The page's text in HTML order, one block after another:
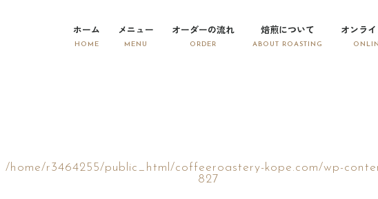
ホーム メニュー オーダーの流れ 焙煎について オンラ
/home/r3464255/public_html/coffeeroastery-kope.com/wp-
827